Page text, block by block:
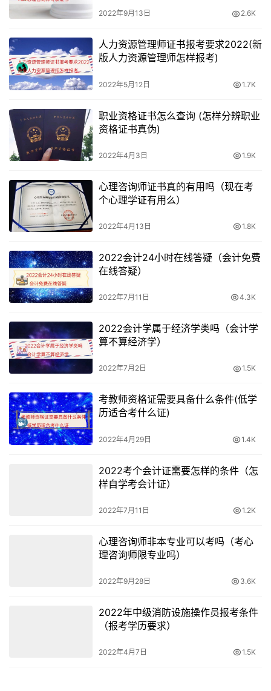
非常重要。
02
记忆力好
报班学习，备考效率都较高。
教师资格考试有2~3个科目，知识点较多，覆盖面广，拥有
好的记忆力尤为重要。
03
不用办理居住证
在校生报考教师资格考试能在学校所在地报考，只需要身份
证和学生证即可，比较方便。
毕业后只能在户籍地和居住证所在地报考。对于刚毕业的考
办理居住证的条件，因此会比较麻烦。
虽然这时可以回户籍地报考，但因为工作繁忙，且距离较
远，大部分考生会选择放弃。
04
参加教师校招
教师校招相对教师社招竞争力没有那么大，一般只限定应届
毕业生参加。教师校招一般要求有教师资格合格证明，因此
2022年9月13日 2.6K
人力资源管理师证书报考要求2022(新
版人力资源管理师怎样报考)
2022年5月12日 1.7K
职业资格证书怎么查询 (怎样分辨职业
资格证书真伪)
2022年4月3日 1.9K
心理咨询师证书真的有用吗（现在考
个心理学证有用么）
2022年4月13日 1.8K
2022会计24小时在线答疑（会计免费
在线答疑）
2022年7月11日 4.3K
2022会计学属于经济学类吗（会计学
算不算经济学）
2022年7月2日 1.5K
考教师资格证需要具备什么条件(低学
历适合考什么证)
2022年4月29日 1.4K
2022考个会计证需要怎样的条件（怎
样自学考会计证）
2022年7月11日 1.2K
心理咨询师非本专业可以考吗（考心
理咨询师限专业吗）
2022年9月28日 3.6K
2022年中级消防设施操作员报考条件
（报考学历要求）
2022年4月7日 1.5K